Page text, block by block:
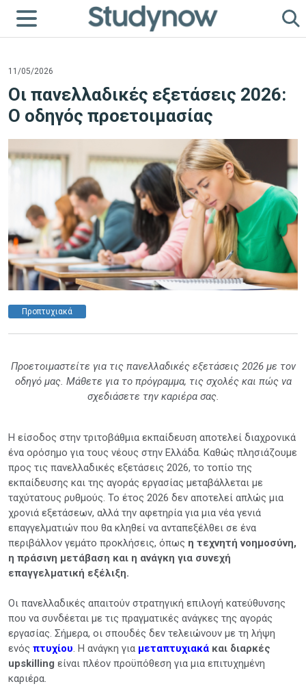
11/05/2026
Οι πανελλαδικές εξετάσεις 2026:
Ο οδηγός προετοιμασίας
Προπτυχιακά
Προετοιμαστείτε για τις πανελλαδικές εξετάσεις 2026 με τον
οδηγό μας. Μάθετε για το πρόγραμμα, τις σχολές και πώς να
σχεδιάσετε την καριέρα σας.
Η είσοδος στην τριτοβάθμια εκπαίδευση αποτελεί διαχρονικά
ένα ορόσημο για τους νέους στην Ελλάδα. Καθώς πλησιάζουμε
προς τις πανελλαδικές εξετάσεις 2026, το τοπίο της
εκπαίδευσης και της αγοράς εργασίας μεταβάλλεται με
ταχύτατους ρυθμούς. Το έτος 2026 δεν αποτελεί απλώς μια
χρονιά εξετάσεων, αλλά την αφετηρία για μια νέα γενιά
επαγγελματιών που θα κληθεί να ανταπεξέλθει σε ένα
περιβάλλον γεμάτο προκλήσεις, όπως η τεχνητή νοημοσύνη,
η πράσινη μετάβαση και η ανάγκη για συνεχή
επαγγελματική εξέλιξη.
Οι πανελλαδικές απαιτούν στρατηγική επιλογή κατεύθυνσης
που να συνδέεται με τις πραγματικές ανάγκες της αγοράς
εργασίας. Σήμερα, οι σπουδές δεν τελειώνουν με τη λήψη
ενός πτυχίου. Η ανάγκη για μεταπτυχιακά και διαρκές
upskilling είναι πλέον προϋπόθεση για μια επιτυχημένη
καριέρα.